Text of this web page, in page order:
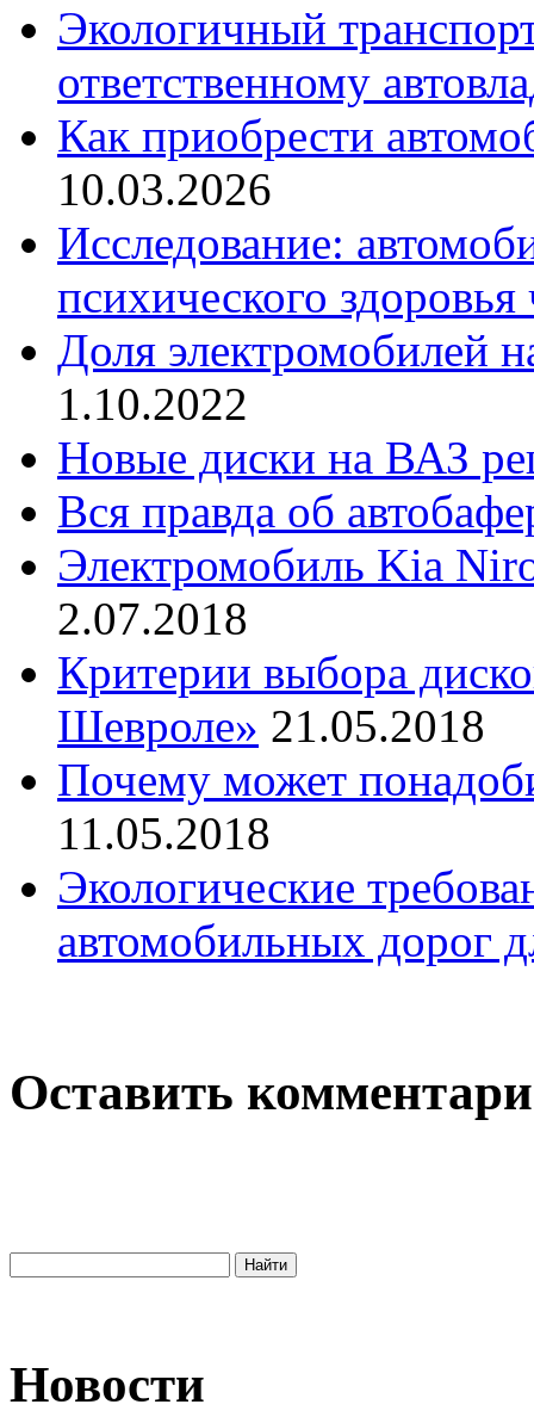
Экологичный
ответственному
Как приобрести
10.03.2026
Исследование:
психического здоровья
Доля электромобилей
1.10.2022
Новые диски на ВАЗ
Вся правда об
Электромобиль Kia
2.07.2018
Критерии выбора
Шевроле» 21.05.2018
Почему может
11.05.2018
Экологические
автомобильных дорог
Оставить
Новости